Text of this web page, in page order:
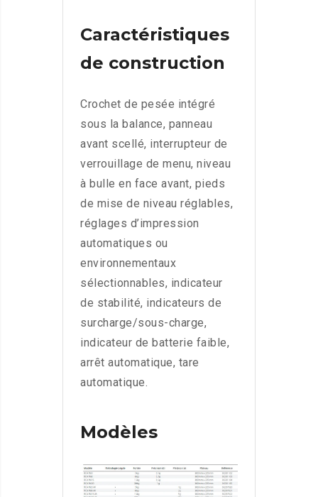
Caractéristiques
de construction
Crochet de pesée intégré
sous la balance, panneau
avant scellé, interrupteur de
verrouillage de menu, niveau
à bulle en face avant, pieds
de mise de niveau réglables,
réglages d’impression
automatiques ou
environnementaux
sélectionnables, indicateur
de stabilité, indicateurs de
surcharge/sous-charge,
indicateur de batterie faible,
arrêt automatique, tare
automatique.
Modèles